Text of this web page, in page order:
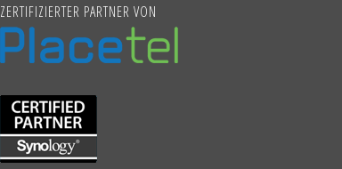
ZERTIFIZIERTER PARTNER VON